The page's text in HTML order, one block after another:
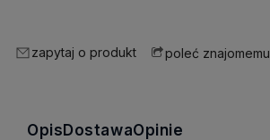
zapytaj o produkt poleć znajomemu
Opis DostawaOpinie